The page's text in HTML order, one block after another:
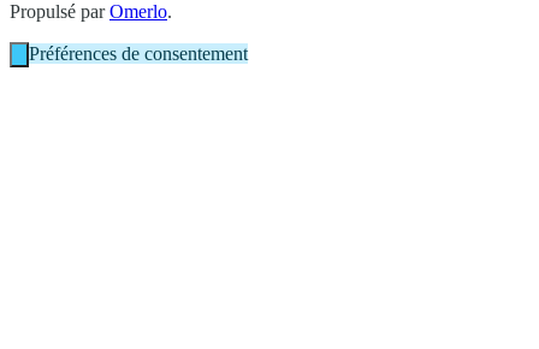
Propulsé parOmerlo.
Préférences de consentement